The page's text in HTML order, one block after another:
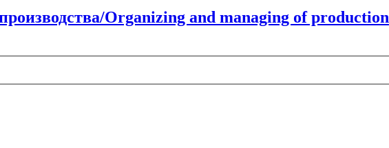
Organizing and managing of production